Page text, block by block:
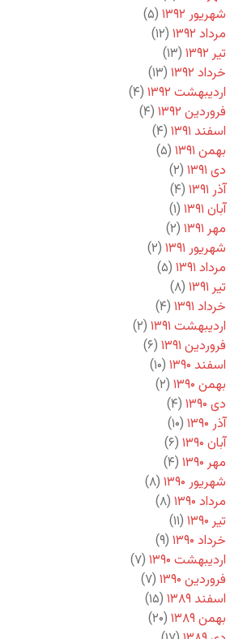
شهریور ۱۳۹۲
(۵)
مرداد ۱۳۹۲
(۱۲)
تیر ۱۳۹۲
(۱۳)
خرداد ۱۳۹۲
(۱۳)
اردیبهشت ۱۳۹۲
(۴)
فروردین ۱۳۹۲
(۴)
اسفند ۱۳۹۱
(۴)
بهمن ۱۳۹۱
(۵)
دی ۱۳۹۱
(۲)
آذر ۱۳۹۱
(۴)
آبان ۱۳۹۱
(۱)
مهر ۱۳۹۱
(۲)
شهریور ۱۳۹۱
(۲)
مرداد ۱۳۹۱
(۵)
تیر ۱۳۹۱
(۸)
خرداد ۱۳۹۱
(۴)
اردیبهشت ۱۳۹۱
(۲)
فروردین ۱۳۹۱
(۶)
اسفند ۱۳۹۰
(۱۰)
بهمن ۱۳۹۰
(۲)
دی ۱۳۹۰
(۴)
آذر ۱۳۹۰
(۱۰)
آبان ۱۳۹۰
(۶)
مهر ۱۳۹۰
(۴)
شهریور ۱۳۹۰
(۸)
مرداد ۱۳۹۰
(۸)
تیر ۱۳۹۰
(۱۱)
خرداد ۱۳۹۰
(۹)
اردیبهشت ۱۳۹۰
(۷)
فروردین ۱۳۹۰
(۷)
اسفند ۱۳۸۹
(۱۵)
بهمن ۱۳۸۹
(۲۰)